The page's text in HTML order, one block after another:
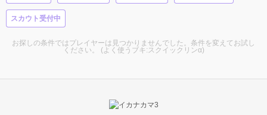
スカウト受付中
お探しの条件ではプレイヤーは見つかりませんでした。条件を変えてお試し
ください。 (よく使うブキ:スクイックリンα)